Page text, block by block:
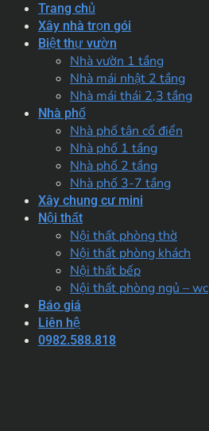
Trang chủ
Xây nhà trọn gói
Biệt thự vườn
Nhà vườn 1 tầng
Nhà mái nhật 2 tầng
Nhà mái thái 2,3 tầng
Nhà phố
Nhà phố tân cổ điển
Nhà phố 1 tầng
Nhà phố 2 tầng
Nhà phố 3-7 tầng
Xây chung cư mini
Nội thất
Nội thất phòng thờ
Nội thất phòng khách
Nội thất bếp
Nội thất phòng ngủ – wc
Báo giá
Liên hệ
0982.588.818